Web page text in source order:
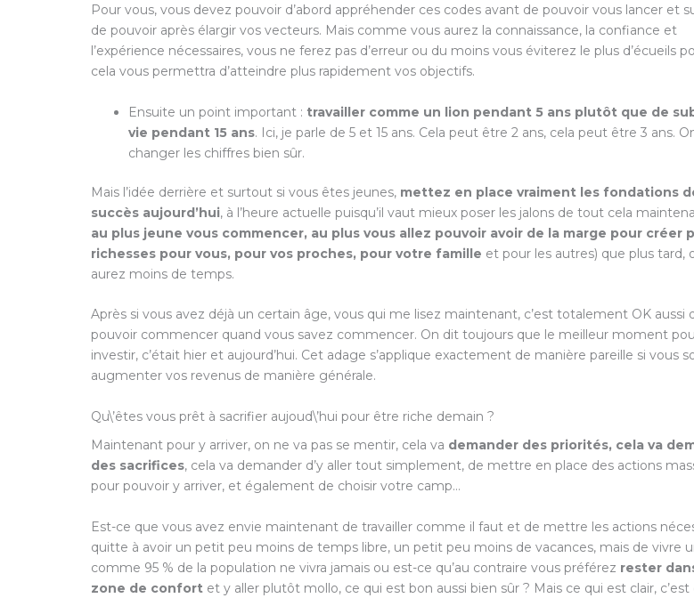
Pour vous, vous devez pouvoir d’abord appréhender ces codes avant de pouvoir vous lancer et
de pouvoir après élargir vos vecteurs. Mais comme vous aurez la connaissance, la confiance et
l’expérience nécessaires, vous ne ferez pas d’erreur ou du moins vous éviterez le plus d’écueils
cela vous permettra d’atteindre plus rapidement vos objectifs.
Ensuite un point important : travailler comme un lion pendant 5 ans plutôt que de
vie pendant 15 ans. Ici, je parle de 5 et 15 ans. Cela peut être 2 ans, cela peut être 3 ans.
changer les chiffres bien sûr.
Mais l’idée derrière et surtout si vous êtes jeunes, mettez en place vraiment les fondations
succès aujourd’hui, à l’heure actuelle puisqu’il vaut mieux poser les jalons de tout cela
au plus jeune vous commencer, au plus vous allez pouvoir avoir de la marge pour créer
richesses pour vous, pour vos proches, pour votre famille et pour les autres) que plus tard,
aurez moins de temps.
Après si vous avez déjà un certain âge, vous qui me lisez maintenant, c’est totalement OK aussi
pouvoir commencer quand vous savez commencer. On dit toujours que le meilleur moment
investir, c’était hier et aujourd’hui. Cet adage s’applique exactement de manière pareille si vous
augmenter vos revenus de manière générale.
Qu\’êtes vous prêt à sacrifier aujoud\’hui pour être riche demain ?
Maintenant pour y arriver, on ne va pas se mentir, cela va demander des priorités, cela va
des sacrifices, cela va demander d’y aller tout simplement, de mettre en place des actions
pour pouvoir y arriver, et également de choisir votre camp…
Est-ce que vous avez envie maintenant de travailler comme il faut et de mettre les actions
quitte à avoir un petit peu moins de temps libre, un petit peu moins de vacances, mais de vivre
comme 95 % de la population ne vivra jamais ou est-ce qu’au contraire vous préférez rester
zone de confort et y aller plutôt mollo, ce qui est bon aussi bien sûr ? Mais ce qui est clair, c’est